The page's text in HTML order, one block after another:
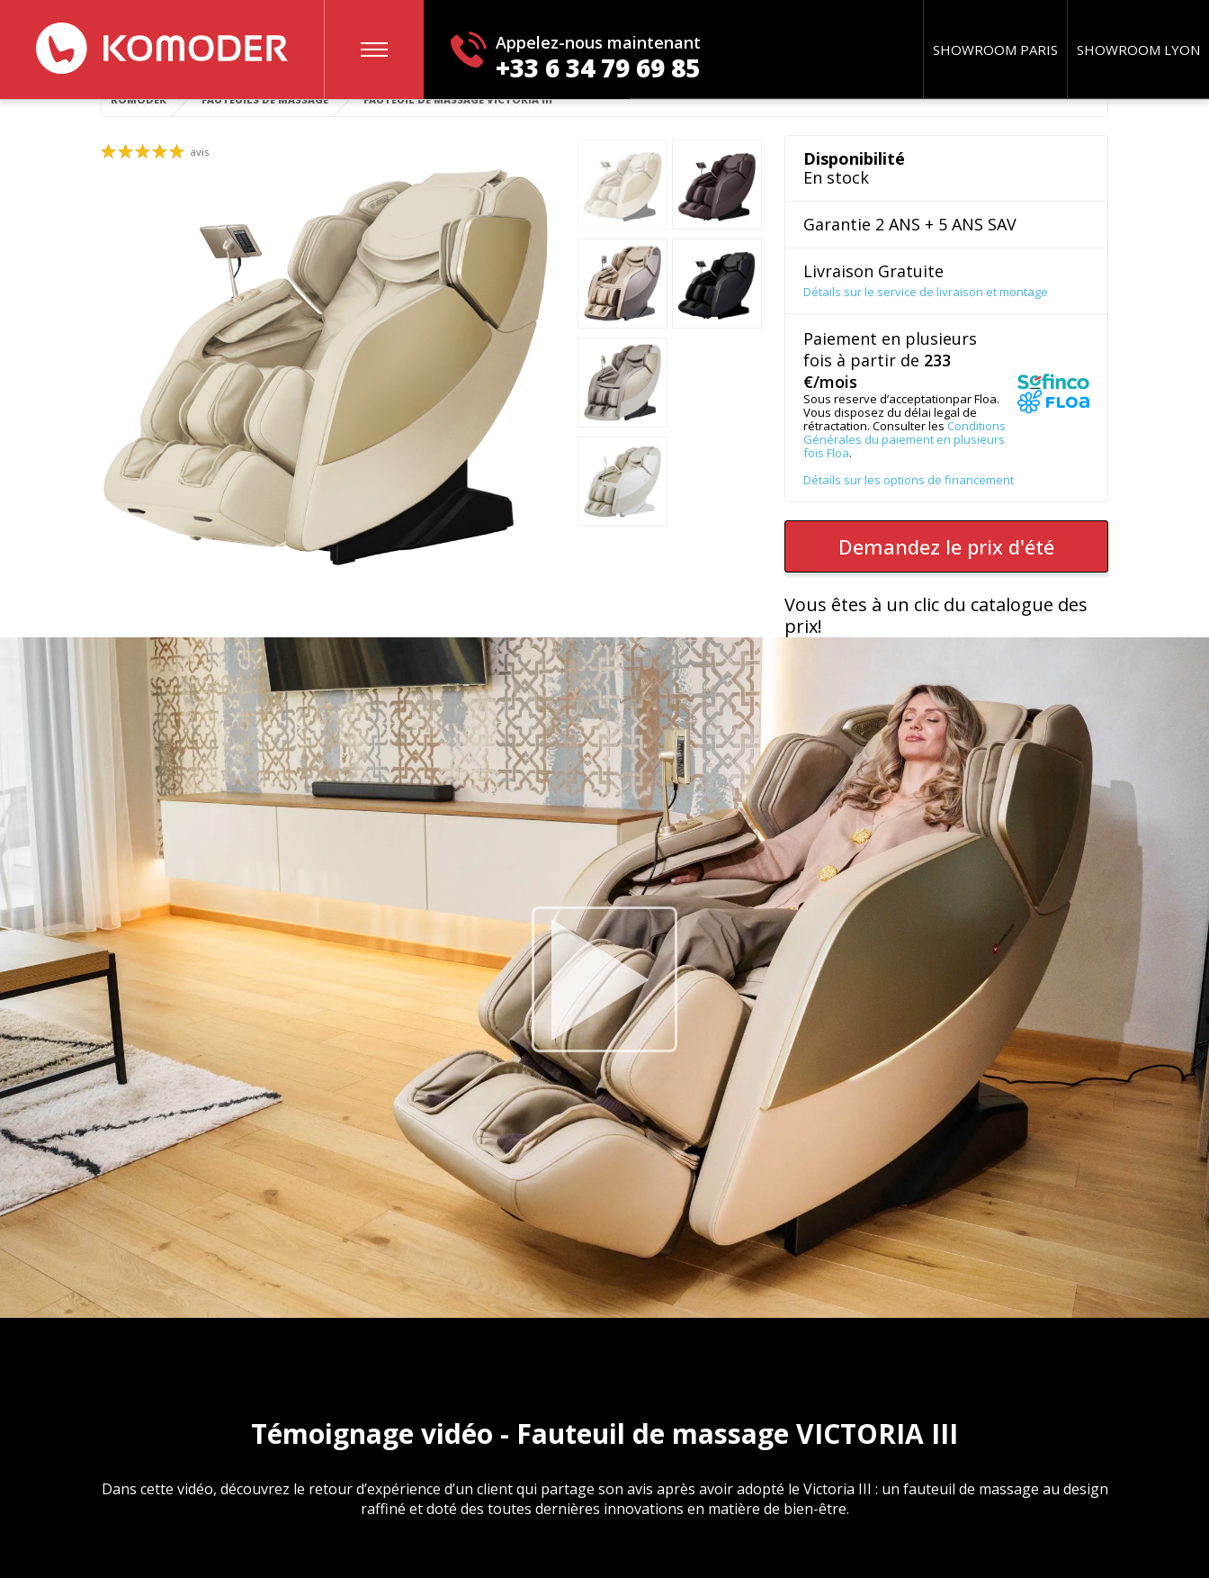
Appelez-nous maintenant
+33 6 34 79 69 85
SHOWROOM LYON
SHOWROOM PARIS
Fauteuil de massage VICTORIA III
KOMODER FAUTEUILS DE MASSAGE FAUTEUIL DE MASSAGE VICTORIA III
avis
Disponibilité
En stock
Garantie 2 ANS + 5 ANS SAV
Livraison Gratuite
Détails sur le service de livraison et montage
Paiement en plusieurs
fois à partir de 233
€/mois
Sous reserve d’acceptationpar Floa.
Vous disposez du délai legal de
rétractation. Consulter les Conditions
Générales du paiement en plusieurs
fois Floa.
Détails sur les options de financement
Demandez le prix d'été
Vous êtes à un clic du catalogue des
prix!
Témoignage vidéo - Fauteuil de massage VICTORIA III
Dans cette vidéo, découvrez le retour d’expérience d’un client qui partage son avis après avoir adopté le Victoria III : un fauteuil de massage au design
raffiné et doté des toutes dernières innovations en matière de bien-être.